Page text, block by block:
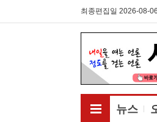
최종편집일 2026-08-
뉴스
전체메뉴